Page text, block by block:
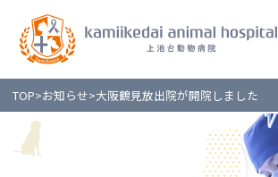
TOP>お知らせ>大阪鶴見放出院が開院しました